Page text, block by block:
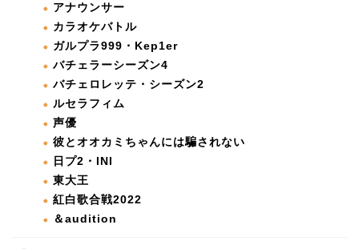
アナウンサー
カラオケバトル
ガルプラ999・Kep1er
バチェラーシーズン4
バチェロレッテ・シーズン2
ルセラフィム
声優
彼とオオカミちゃんには騙されない
日プ2・INI
東大王
紅白歌合戦2022
＆audition